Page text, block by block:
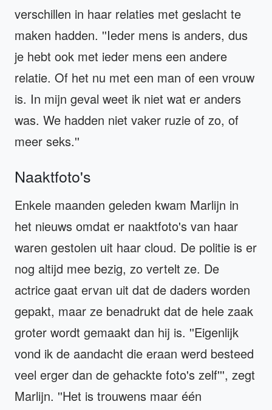
verschillen in haar relaties met geslacht te
maken hadden. ''Ieder mens is anders, dus
je hebt ook met ieder mens een andere
relatie. Of het nu met een man of een vrouw
is. In mijn geval weet ik niet wat er anders
was. We hadden niet vaker ruzie of zo, of
meer seks.''
Naaktfoto's
Enkele maanden geleden kwam Marlijn in
het nieuws omdat er naaktfoto's van haar
waren gestolen uit haar cloud. De politie is er
nog altijd mee bezig, zo vertelt ze. De
actrice gaat ervan uit dat de daders worden
gepakt, maar ze benadrukt dat de hele zaak
groter wordt gemaakt dan hij is. ''Eigenlijk
vond ik de aandacht die eraan werd besteed
veel erger dan de gehackte foto's zelf''', zegt
Marlijn. ''Het is trouwens maar één